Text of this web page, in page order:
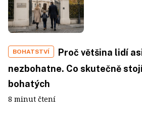
BOHATSTVÍ
Proč většina lidí
nezbohatne. Co skutečně
bohatých
8 minut čtení